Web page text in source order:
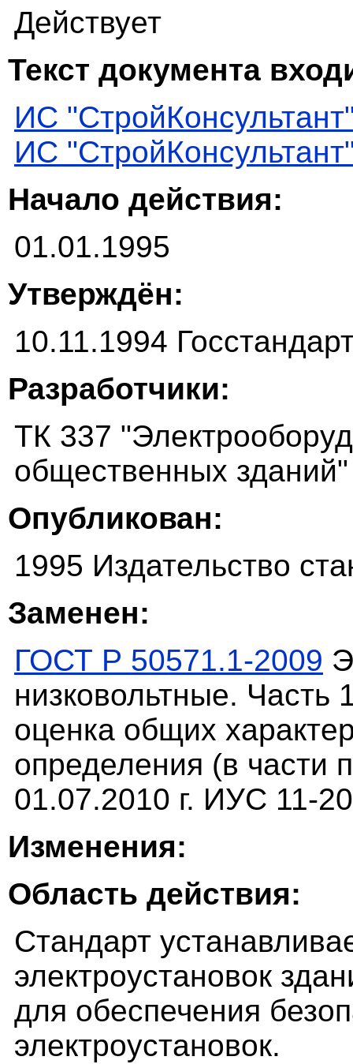
Действует
Текст документа
ИС
ИС
Начало действия:
01.01.1995
Утверждён:
10.11.1994
Разработчики:
ТК 337
общественных зданий"
Опубликован:
1995 Издательство
Заменен:
ГОСТ Р 50571.1-2009
низковольтные.
оценка общих
определения (в части
01.07.2010 г. ИУС 11-
Изменения:
Область действия:
Стандарт
электроустановок
для обеспечения
электроустановок.